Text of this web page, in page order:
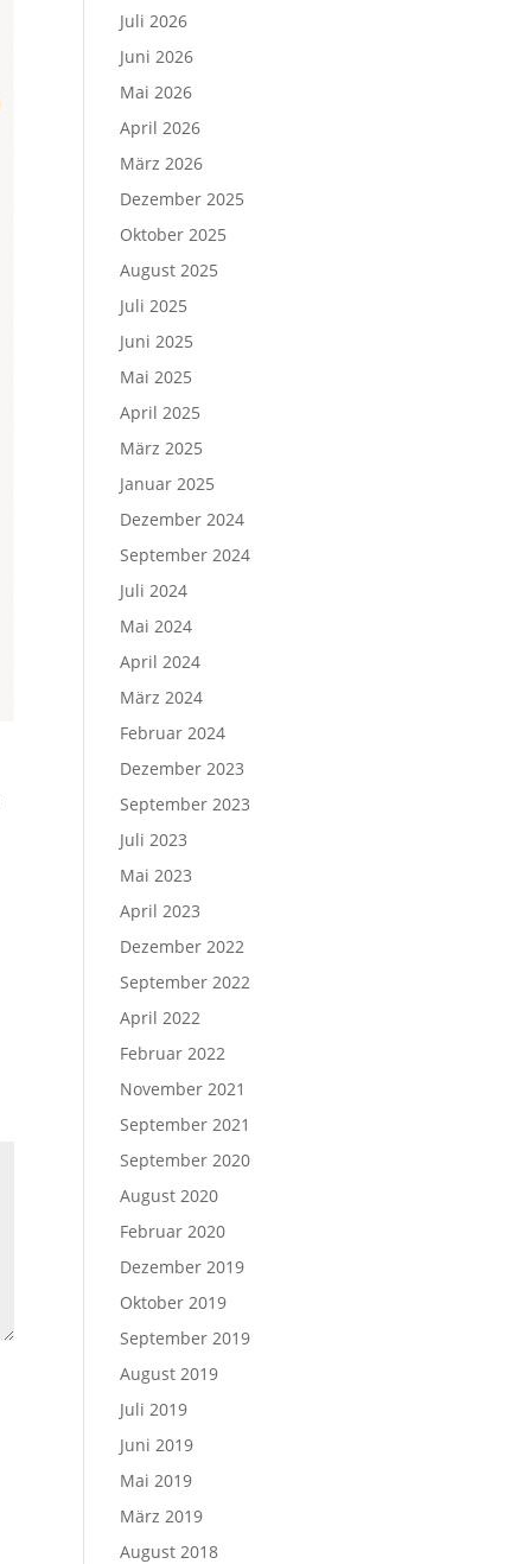
Juli 2026
Juni 2026
Mai 2026
April 2026
März 2026
Dezember 2025
Oktober 2025
August 2025
Juli 2025
Juni 2025
Mai 2025
April 2025
März 2025
Januar 2025
Dezember 2024
September 2024
Juli 2024
Mai 2024
April 2024
März 2024
Februar 2024
Dezember 2023
September 2023
Juli 2023
Mai 2023
April 2023
Dezember 2022
September 2022
April 2022
Februar 2022
November 2021
September 2021
September 2020
August 2020
Februar 2020
Dezember 2019
Oktober 2019
September 2019
August 2019
Juli 2019
Juni 2019
Mai 2019
März 2019
August 2018